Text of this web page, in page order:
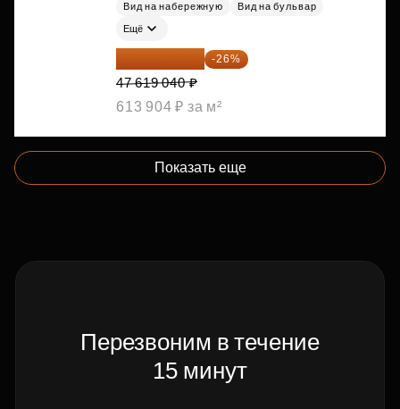
Вид на набережную
Вид на бульвар
Ещё
35 238 090 ₽ -26%
47 619 040 ₽
613 904 ₽ за м²
Показать еще
Перезвоним в течение
15 минут